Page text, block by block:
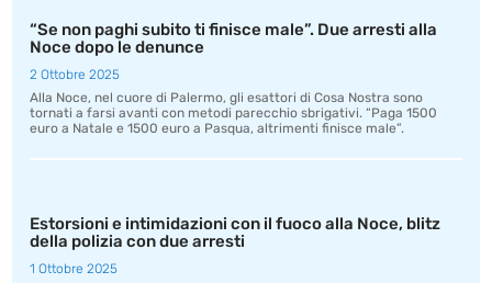
“Se non paghi subito ti finisce male”. Due arresti alla
Noce dopo le denunce
2 Ottobre 2025
Alla Noce, nel cuore di Palermo, gli esattori di Cosa Nostra sono
tornati a farsi avanti con metodi parecchio sbrigativi. “Paga 1500
euro a Natale e 1500 euro a Pasqua, altrimenti finisce male”.
Estorsioni e intimidazioni con il fuoco alla Noce, blitz
della polizia con due arresti
1 Ottobre 2025